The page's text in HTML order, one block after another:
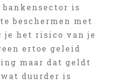
is
beschermen met
je het risico van je
ertoe geleid
maar dat geldt
duurder is